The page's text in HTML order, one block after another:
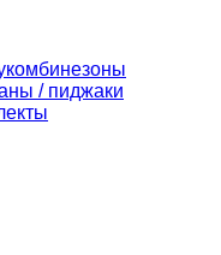
/ пиджаки